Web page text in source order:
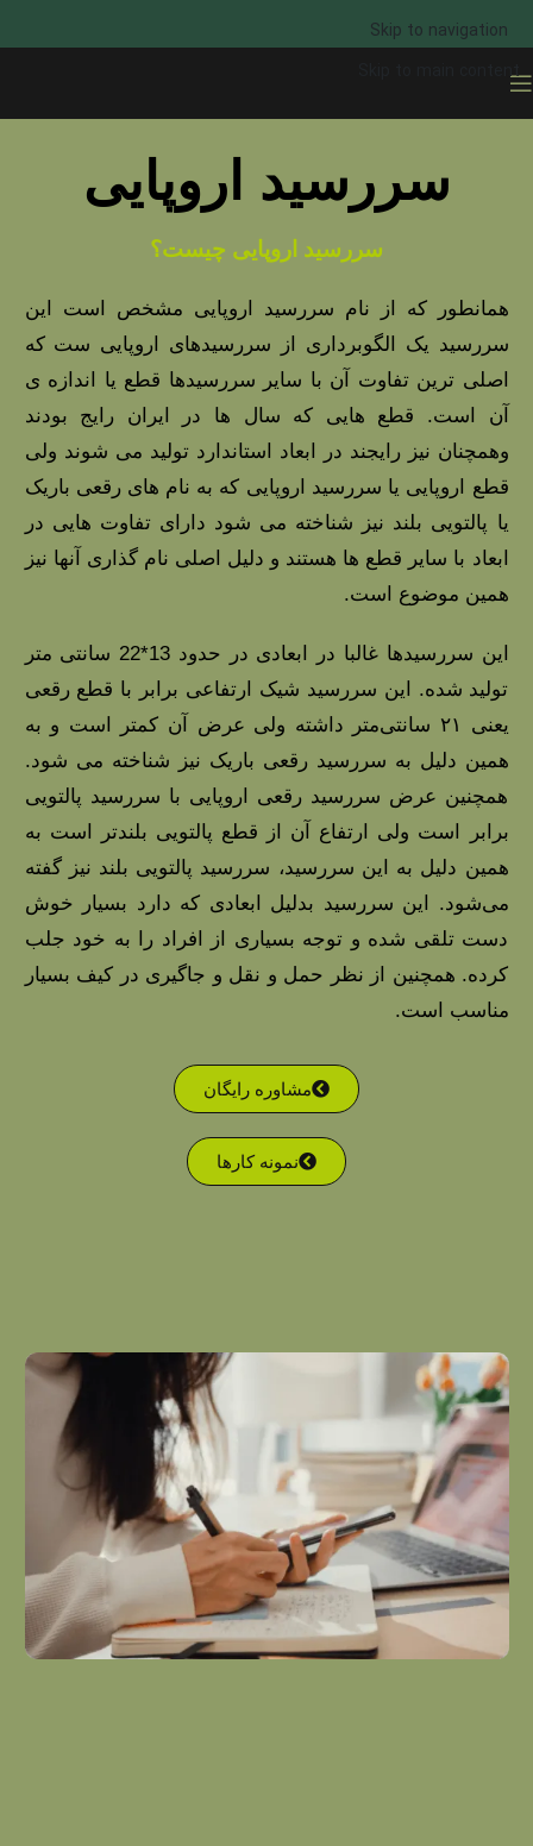
Skip to navigation
Skip to main content
سررسید اروپایی
سررسید اروپایی چیست؟
همانطور که از نام سررسید اروپایی مشخص است این
سررسید یک الگوبرداری از سررسیدهای اروپایی ست که
اصلی ترین تفاوت آن با سایر سررسیدها قطع یا اندازه ی
آن است. قطع هایی که سال ها در ایران رایج بودند
وهمچنان نیز رایجند در ابعاد استاندارد تولید می شوند ولی
قطع اروپایی یا سررسید اروپایی که به نام های رقعی باریک
یا پالتویی بلند نیز شناخته می شود دارای تفاوت هایی در
ابعاد با سایر قطع ها هستند و دلیل اصلی نام گذاری آنها نیز
همین موضوع است.
این سررسیدها غالبا در ابعادی در حدود 13*22 سانتی متر
تولید شده. این سررسید شیک ارتفاعی برابر با قطع رقعی
یعنی ۲۱ سانتی‌متر داشته ولی عرض آن کمتر است و به
همین دلیل به سررسید رقعی باریک نیز شناخته می شود.
همچنین عرض سررسید رقعی اروپایی با سررسید پالتویی
برابر است ولی ارتفاع آن از قطع پالتویی بلندتر است به
همین دلیل به این سررسید، سررسید پالتویی بلند نیز گفته
می‌شود. این سررسید بدلیل ابعادی که دارد بسیار خوش
دست تلقی شده و توجه بسیاری از افراد را به خود جلب
کرده. همچنین از نظر حمل و نقل و جاگیری در کیف بسیار
مناسب است.
مشاوره رایگان
نمونه کارها